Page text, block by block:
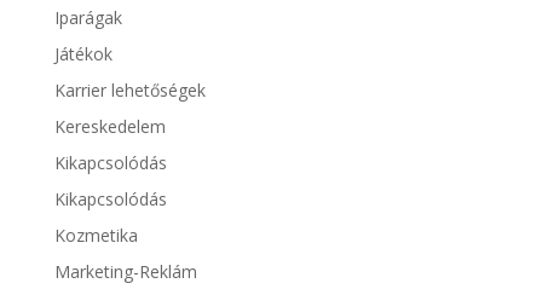
Iparágak
Játékok
Karrier lehetőségek
Kereskedelem
Kikapcsolódás
Kikapcsolódás
Kozmetika
Marketing-Reklám